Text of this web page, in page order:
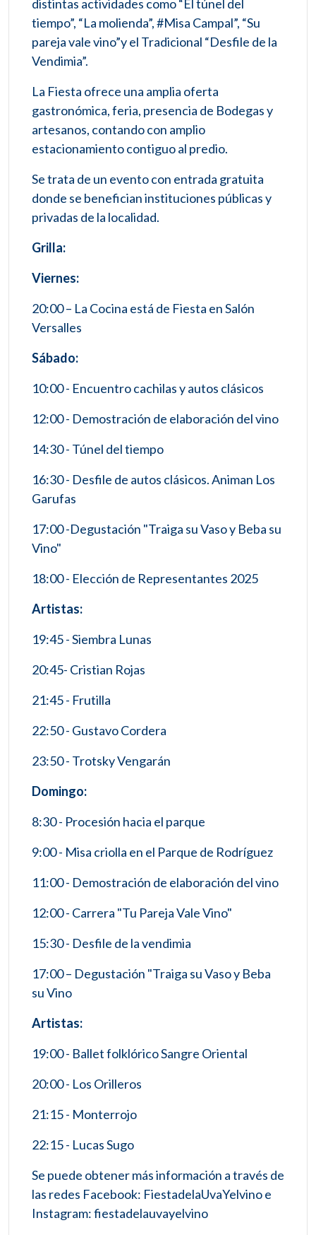
distintas actividades como “El túnel del
tiempo”, “La molienda”, #Misa Campal”, “Su
pareja vale vino”y el Tradicional “Desfile de la
Vendimia”.
La Fiesta ofrece una amplia oferta
gastronómica, feria, presencia de Bodegas y
artesanos, contando con amplio
estacionamiento contiguo al predio.
Se trata de un evento con entrada gratuita
donde se benefician instituciones públicas y
privadas de la localidad.
Grilla:
Viernes:
20:00 – La Cocina está de Fiesta en Salón
Versalles
Sábado:
10:00 - Encuentro cachilas y autos clásicos
12:00 - Demostración de elaboración del vino
14:30 - Túnel del tiempo
16:30 - Desfile de autos clásicos. Animan Los
Garufas
17:00 -Degustación "Traiga su Vaso y Beba su
Vino"
18:00 - Elección de Representantes 2025
Artistas:
19:45 - Siembra Lunas
20:45- Cristian Rojas
21:45 - Frutilla
22:50 - Gustavo Cordera
23:50 - Trotsky Vengarán
Domingo:
8:30 - Procesión hacia el parque
9:00 - Misa criolla en el Parque de Rodríguez
11:00 - Demostración de elaboración del vino
12:00 - Carrera "Tu Pareja Vale Vino"
15:30 - Desfile de la vendimia
17:00 – Degustación "Traiga su Vaso y Beba
su Vino
Artistas:
19:00 - Ballet folklórico Sangre Oriental
20:00 - Los Orilleros
21:15 - Monterrojo
22:15 - Lucas Sugo
Se puede obtener más información a través de
las redes Facebook: FiestadelaUvaYelvino e
Instagram: fiestadelauvayelvino